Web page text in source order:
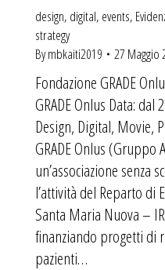
design, digital, events,
strategy
Bymbkaiti2019 27 Maggio
Fondazione GRADE
GRADE Onlus Data: dal
Design, Digital, Movie,
GRADE Onlus (Gruppo
un’associazione senza
l’attività del Reparto di
Santa Maria Nuova –
finanziando progetti di
pazienti…